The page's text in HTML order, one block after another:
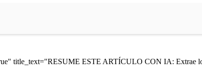
title_text="RESUME ESTE ARTÍCULO CON IA: Extrae